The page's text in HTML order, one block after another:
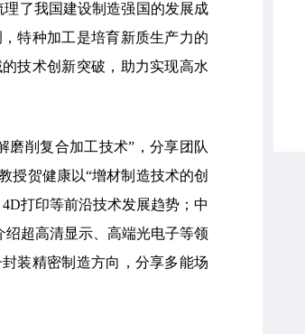
了我国建设制造强国的发展成
特种加工是培育新质生产力的
技术创新突破，助力实现高水
磨削复合加工技术”，分享团队
授贺健康以“增材制造技术的创
打印等前沿技术发展趋势；中
超高清显示、高端光电子等领
装精密制造方向，分享多能场